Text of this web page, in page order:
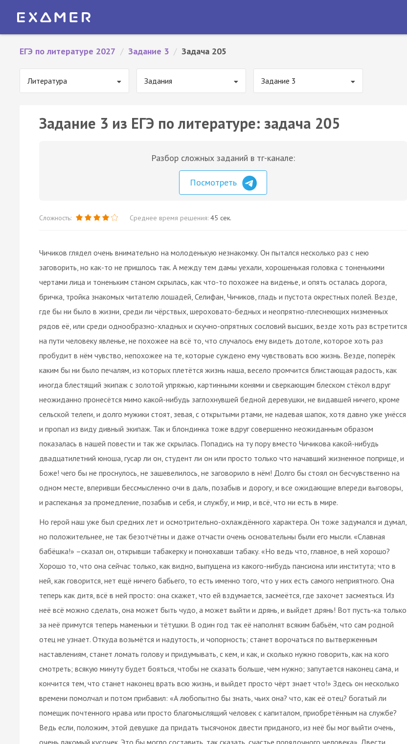
ЕГЭ по литературе 2027 / Задание 3 / Задача 205
Литература Задания Задание 3
Задание 3 из ЕГЭ по литературе: задача 205
Разбор сложных заданий в тг-канале:
Посмотреть
Сложность: Среднее время решения: 45 сек.
Чичиков глядел очень внимательно на молоденькую незнакомку. Он пытался несколько раз с нею
заговорить, но как-то не пришлось так. А между тем дамы уехали, хорошенькая головка с тоненькими
чертами лица и тоненьким станом скрылась, как что-то похожее на виденье, и опять осталась дорога,
бричка, тройка знакомых читателю лошадей, Селифан, Чичиков, гладь и пустота окрестных полей. Везде,
где бы ни было в жизни, среди ли чёрствых, шероховато-бедных и неопрятно-плеснеющих низменных
рядов её, или среди однообразно-хладных и скучно-опрятных сословий высших, везде хоть раз встретится
на пути человеку явленье, не похожее на всё то, что случалось ему видеть дотоле, которое хоть раз
пробудит в нём чувство, непохожее на те, которые суждено ему чувствовать всю жизнь. Везде, поперёк
каким бы ни было печалям, из которых плетётся жизнь наша, весело промчится блистающая радость, как
иногда блестящий экипаж с золотой упряжью, картинными конями и сверкающим блеском стёкол вдруг
неожиданно пронесётся мимо какой-нибудь заглохнувшей бедной деревушки, не видавшей ничего, кроме
сельской телеги, и долго мужики стоят, зевая, с открытыми ртами, не надевая шапок, хотя давно уже унёсся
и пропал из виду дивный экипаж. Так и блондинка тоже вдруг совершенно неожиданным образом
показалась в нашей повести и так же скрылась. Попадись на ту пору вместо Чичикова какой-нибудь
двадцатилетний юноша, гусар ли он, студент ли он или просто только что начавший жизненное поприще, и
Боже! чего бы не проснулось, не зашевелилось, не заговорило в нём! Долго бы стоял он бесчувственно на
одном месте, вперивши бессмысленно очи в даль, позабыв и дорогу, и все ожидающие впереди выговоры,
и распеканья за промедление, позабыв и себя, и службу, и мир, и всё, что ни есть в мире.
Но герой наш уже был средних лет и осмотрительно-охлаждённого характера. Он тоже задумался и думал,
но положительнее, не так безотчётны и даже отчасти очень основательны были его мысли. «Славная
бабёшка!» –сказал он, открывши табакерку и понюхавши табаку. «Но ведь что, главное, в ней хорошо?
Хорошо то, что она сейчас только, как видно, выпущена из какого-нибудь пансиона или института; что в
ней, как говорится, нет ещё ничего бабьего, то есть именно того, что у них есть самого неприятного. Она
теперь как дитя, всё в ней просто: она скажет, что ей вздумается, засмеётся, где захочет засмеяться. Из
неё всё можно сделать, она может быть чудо, а может выйти и дрянь, и выйдет дрянь! Вот пусть-ка только
за неё примутся теперь маменьки и тётушки. В один год так её наполнят всяким бабьём, что сам родной
отец не узнает. Откуда возьмётся и надутость, и чопорность; станет ворочаться по вытверженным
наставлениям, станет ломать голову и придумывать, с кем, и как, и сколько нужно говорить, как на кого
смотреть; всякую минуту будет бояться, чтобы не сказать больше, чем нужно; запутается наконец сама, и
кончится тем, что станет наконец врать всю жизнь, и выйдет просто чёрт знает что!» Здесь он несколько
времени помолчал и потом прибавил: «А любопытно бы знать, чьих она? что, как её отец? богатый ли
помещик почтенного нрава или просто благомыслящий человек с капиталом, приобретённым на службе?
Ведь если, положим, этой девушке да придать тысячонок двести приданого, из неё бы мог выйти очень,
очень лакомый кусочек. Это бы могло составить, так сказать, счастье порядочного человека». Двести